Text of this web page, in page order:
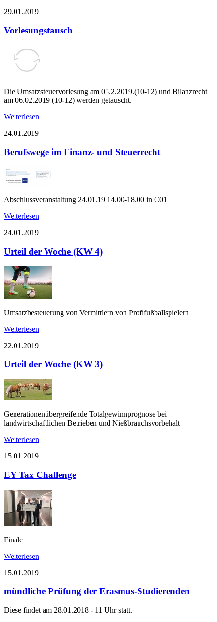
29.01.2019
Vorlesungstausch
Die Umsatzsteuervorlesung am 05.2.2019.(10-12) und Bilanzrecht
am 06.02.2019 (10-12) werden getauscht.
Weiterlesen
24.01.2019
Berufswege im Finanz- und Steuerrecht
Abschlussveranstaltung 24.01.19 14.00-18.00 in C01
Weiterlesen
24.01.2019
Urteil der Woche (KW 4)
Umsatzbesteuerung von Vermittlern von Profifußballspielern
Weiterlesen
22.01.2019
Urteil der Woche (KW 3)
Generationenübergreifende Totalgewinnprognose bei
landwirtschaftlichen Betrieben und Nießbrauchsvorbehalt
Weiterlesen
15.01.2019
EY Tax Challenge
Finale
Weiterlesen
15.01.2019
mündliche Prüfung der Erasmus-Studierenden
Diese findet am 28.01.2018 - 11 Uhr statt.